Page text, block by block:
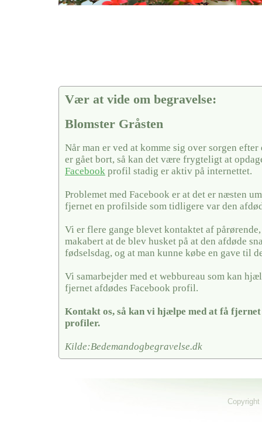
Vær at vide om begravelse:
Blomster Gråsten
Når man er ved at komme sig over sorgen
er gået bort, så kan det være frygteligt at
Facebook profil stadig er aktiv på internettet.
Problemet med Facebook er at det er næsten
fjernet en profilside som tidligere var den
Vi er flere gange blevet kontaktet af
makabert at de blev husket på at den afdøde
fødselsdag, og at man kunne købe en gave til
Vi samarbejder med et webbureau som kan
fjernet afdødes Facebook profil.
Kontakt os, så kan vi hjælpe med at få fjernet
profiler.
Kilde:Bedemandogbegravelse.dk